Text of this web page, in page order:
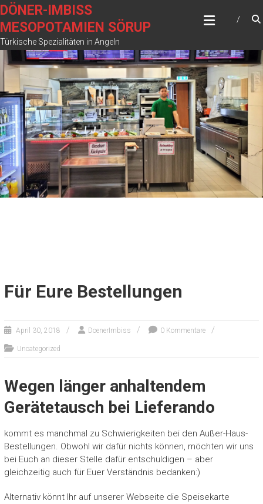
Zum
springen
DÖNER-IMBISS
MESOPOTAMIEN SÖRUP
Türkische Spezialitäten in Angeln
Für Eure Bestellungen
April 30, 2018 DoenerImbiss 0 Kommentare
Uncategorized
Wegen länger anhaltendem
Gerätetausch bei Lieferando
kommt es manchmal zu Schwierigkeiten bei den Außer-Haus-
Bestellungen. Obwohl wir dafür nichts können, möchten wir uns
bei Euch an dieser Stelle dafür entschuldigen – aber
gleichzeitig auch für Euer Verständnis bedanken:)
Alternativ könnt Ihr auf unserer Webseite die Speisekarte